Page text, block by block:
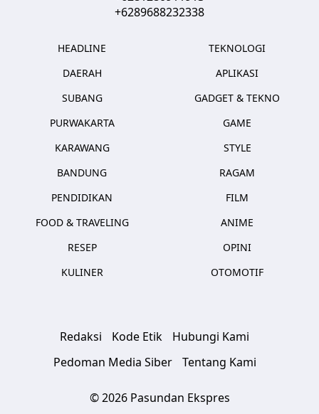
+6289688232338
HEADLINE
DAERAH
SUBANG
PURWAKARTA
KARAWANG
BANDUNG
PENDIDIKAN
FOOD & TRAVELING
RESEP
KULINER
TEKNOLOGI
APLIKASI
GADGET & TEKNO
GAME
STYLE
RAGAM
FILM
ANIME
OPINI
OTOMOTIF
Redaksi Kode Etik
Hubungi Kami
Pedoman Media Siber
Tentang Kami
© 2026 Pasundan Ekspres